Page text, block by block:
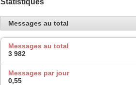
Statistiques
Messages au total
Messages au total
3 982
Messages par jour
0,55